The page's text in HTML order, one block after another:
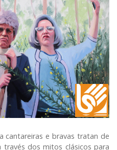
cantareiras e bravas tratan de
dos mitos clásicos para